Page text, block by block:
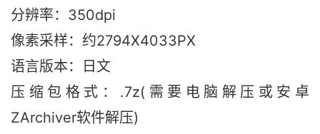
分辨率：350dpi
像素采样：约2794X4033PX
语言版本：日文
压缩包格式：.7z(需要电脑解压或安卓
ZArchiver软件解压)